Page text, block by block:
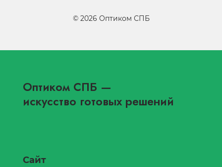
© 2026 Оптиком СПБ
Оптиком СПБ —
искусство готовых решений
Сайт